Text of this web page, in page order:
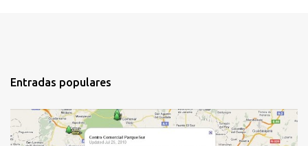
n
r
Entradas populares